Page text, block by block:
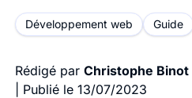
Développement web Guide
Rédigé par Christophe Binot
Publié le 13/07/2023